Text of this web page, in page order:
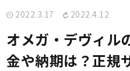
2022.3.17 2022.4.12
オメガ・デヴィル
金や納期は？正規